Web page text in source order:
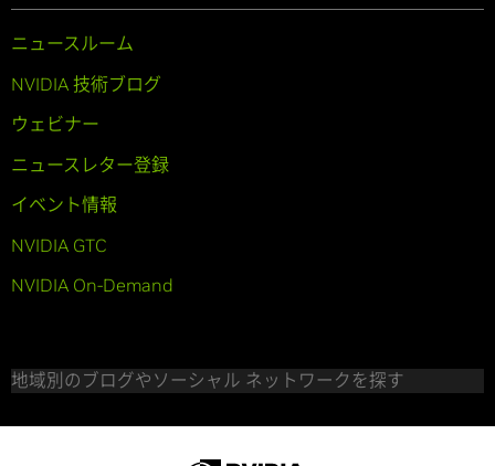
ニュースルーム
NVIDIA 技術ブログ
ウェビナー
ニュースレター登録
イベント情報
NVIDIA GTC
NVIDIA On-Demand
地域別のブログやソーシャル ネットワークを探す